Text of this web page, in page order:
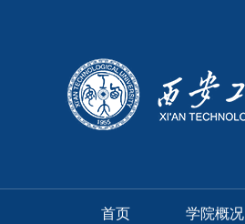
首页 学院概况